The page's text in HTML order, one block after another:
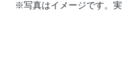
※写真はイメージです。